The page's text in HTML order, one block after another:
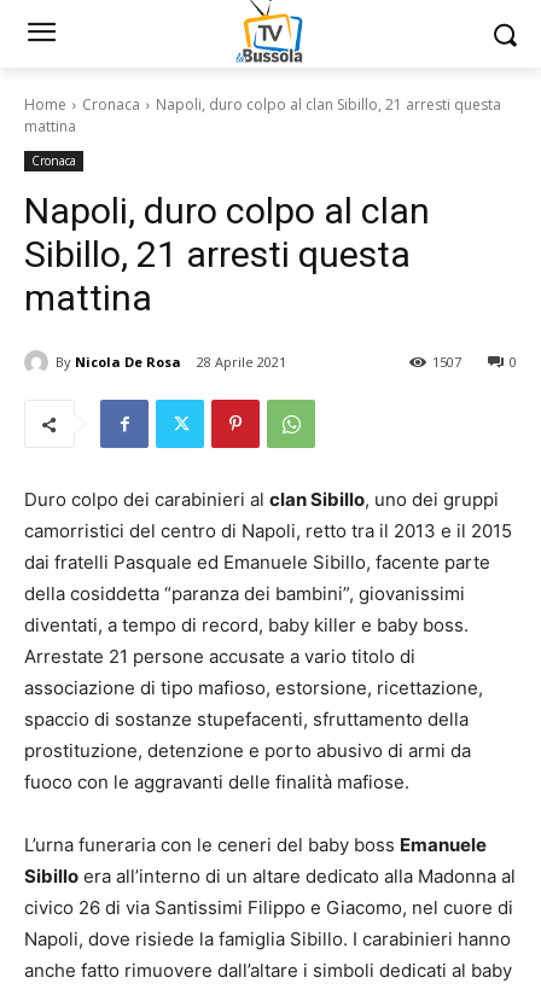
Home Cronaca
Napoli, duro colpo al clan Sibillo, 21 arresti questa
mattina
Cronaca
Napoli, duro colpo al clan
Sibillo, 21 arresti questa
mattina
By Nicola De Rosa 28 Aprile 2021 0
1507
Duro colpo dei carabinieri al clan Sibillo, uno dei gruppi
camorristici del centro di Napoli, retto tra il 2013 e il 2015
dai fratelli Pasquale ed Emanuele Sibillo, facente parte
della cosiddetta “paranza dei bambini”, giovanissimi
diventati, a tempo di record, baby killer e baby boss.
Arrestate 21 persone accusate a vario titolo di
associazione di tipo mafioso, estorsione, ricettazione,
spaccio di sostanze stupefacenti, sfruttamento della
prostituzione, detenzione e porto abusivo di armi da
fuoco con le aggravanti delle finalità mafiose.
L’urna funeraria con le ceneri del baby boss Emanuele
Sibillo era all’interno di un altare dedicato alla Madonna al
civico 26 di via Santissimi Filippo e Giacomo, nel cuore di
Napoli, dove risiede la famiglia Sibillo. I carabinieri hanno
anche fatto rimuovere dall’altare i simboli dedicati al baby